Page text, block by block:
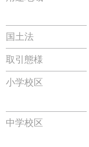
国土法
取引態様
小学校区
中学校区